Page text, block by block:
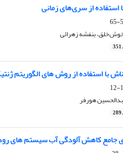
استفاده از سری‌های زمانی
بنفشه زهرائی
با استفاده از روش‌ های الگوریتم
هورفر
جامع کاهش آلودگی آب سیستم های